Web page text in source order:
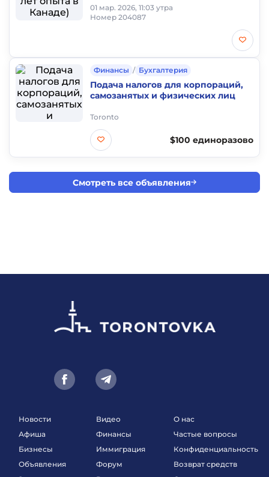
01 мар. 2026, 11:03 утра
Номер 204087
Финансы / Бухгалтерия
Подача налогов для корпораций,
самозанятых и физических лиц
Toronto
$100 единоразово
Смотреть все объявления
Новости
Афиша
Бизнесы
Объявления
Видео
Финансы
Иммиграция
Форум
О нас
Частые вопросы
Конфиденциальность
Возврат средств